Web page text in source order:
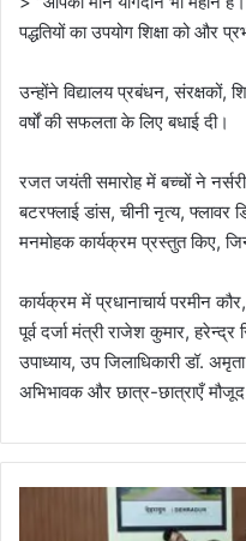
पद्धतियों का उपयोग शिक्षा को और
उन्होंने विद्यालय प्रबंधन, संरक्षकों,
वर्षों की सफलता के लिए बधाई दी।
रजत जयंती समारोह में बच्चों ने
बटरफ्लाई डांस, चीनी नृत्य, फ्लावर
मनमोहक कार्यक्रम प्रस्तुत किए,
कार्यक्रम में प्रधानाचार्य परमीन
पूर्व दर्जा मंत्री राजेश कुमार,
उपाध्याय, उप जिलाधिकारी डॉ.
अभिभावक और छात्र-छात्राएँ